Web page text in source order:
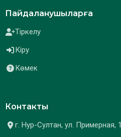
Пайдаланушыларға
Тіркелу
Кіру
Көмек
Контакты
г. Нур-Султан, ул. Примерная, 1